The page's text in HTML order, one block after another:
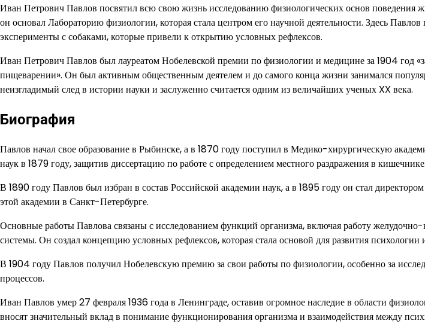
Иван Петрович Павлов посвятил всю свою жизнь исследованию физиологических основ поведения
он основал Лабораторию физиологии, которая стала центром его научной деятельности. Здесь
эксперименты с собаками, которые привели к открытию условных рефлексов.
Иван Петрович Павлов был лауреатом Нобелевской премии по физиологии и медицине за 1904 год
пищеварении». Он был активным общественным деятелем и до самого конца жизни занимался
неизгладимый след в истории науки и заслуженно считается одним из величайших ученых XX века.
Биография
Павлов начал свое образование в Рыбинске, а в 1870 году поступил в Медико-хирургическую
наук в 1879 году, защитив диссертацию по работе с определением местного раздражения в кишечнике.
В 1890 году Павлов был избран в состав Российской академии наук, а в 1895 году он стал
этой академии в Санкт-Петербурге.
Основные работы Павлова связаны с исследованием функций организма, включая работу
системы. Он создал концепцию условных рефлексов, которая стала основой для развития психологии
В 1904 году Павлов получил Нобелевскую премию за свои работы по физиологии, особенно за
процессов.
Иван Павлов умер 27 февраля 1936 года в Ленинграде, оставив огромное наследие в области
вносят значительный вклад в понимание функционирования организма и взаимодействия между